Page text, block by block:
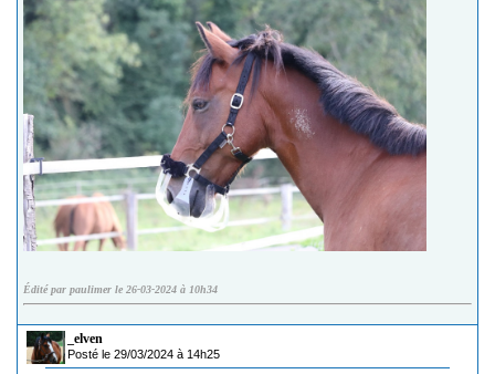
Édité par paulimer le 26-03-2024 à 10h34
_elven
Posté le 29/03/2024 à 14h25